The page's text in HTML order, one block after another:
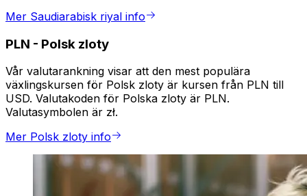
Mer Saudiarabisk riyal info
PLN - Polsk zloty
Vår valutarankning visar att den mest populära
växlingskursen för Polsk zloty är kursen från PLN till
USD. Valutakoden för Polska zloty är PLN.
Valutasymbolen är zł.
Mer Polsk zloty info